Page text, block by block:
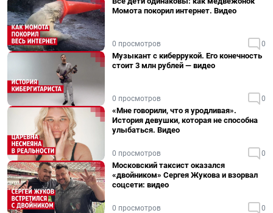
Момота покорил интернет. Видео
0 просмотров 0
Музыкант с киберрукой. Его конечность
стоит 3 млн рублей — видео
0 просмотров 0
«Мне говорили, что я уродливая».
История девушки, которая не способна
улыбаться. Видео
0 просмотров 0
Московский таксист оказался
«двойником» Сергея Жукова и взорвал
соцсети: видео
0 просмотров 0